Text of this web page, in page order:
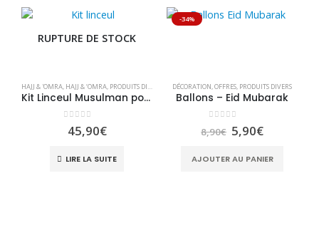
RUPTURE DE STOCK
HAJJ & 'OMRA, HAJJ & ‘OMRA, PRODUITS DIVERS VÊTEMENTS,VÊTEMENTS HOMME
Kit Linceul Musulman pour homme – Al Kafan
sur 5
45,90€
LIRE LA SUITE
-34%
DÉCORATION,OFFRES, PRODUITS DIVERS
Ballons – Eid Mubarak
sur 5
8,90€ Le
prix
initial
était :
5,90€Le
actuel
est :
AJOUTER AU PANIER